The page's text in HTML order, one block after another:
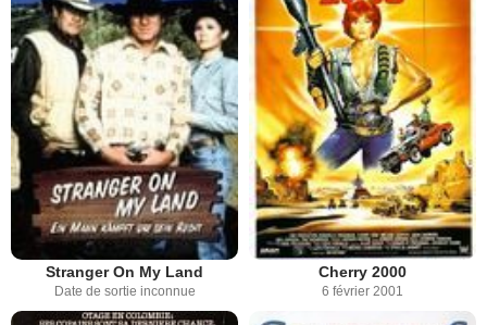
Stranger On My Land
Date de sortie inconnue
Cherry 2000
6 février 2001